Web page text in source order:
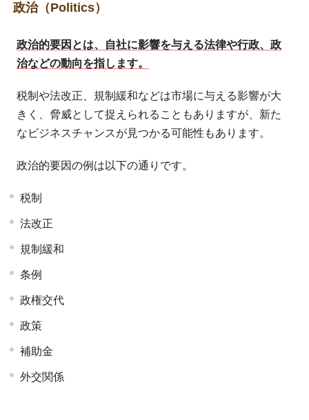
政治（Politics）
政治的要因とは、自社に影響を与える法律や行政、政
治などの動向を指します。
税制や法改正、規制緩和などは市場に与える影響が大
きく、脅威として捉えられることもありますが、新た
なビジネスチャンスが見つかる可能性もあります。
政治的要因の例は以下の通りです。
税制
法改正
規制緩和
条例
政権交代
政策
補助金
外交関係